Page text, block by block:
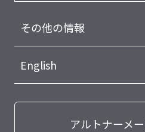
その他の情報
English
アルトナーメ